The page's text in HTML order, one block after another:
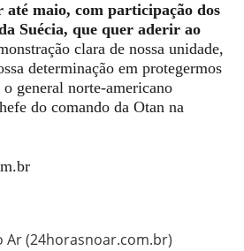
maio, com participação dos
Suécia, que quer aderir ao
clara de nossa unidade,
determinação em protegermos
general norte-americano
do comando da Otan na
Ar (24horasnoar.com.br)